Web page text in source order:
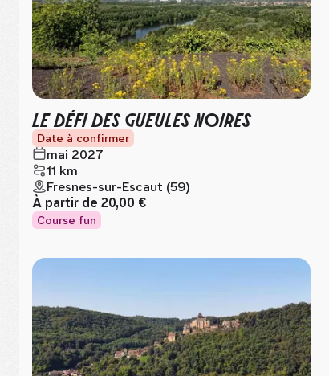
LE DÉFI DES GUEULES NOIRES
Date à confirmer
mai 2027
11 km
Fresnes-sur-Escaut (59)
À partir de 20,00 €
Course fun